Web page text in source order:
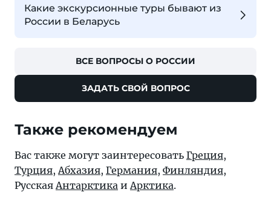
Какие экскурсионные туры бывают из
России в Беларусь
ВСЕ ВОПРОСЫ О РОССИИ
ЗАДАТЬ СВОЙ ВОПРОС
Также рекомендуем
Вас также могут заинтересовать Греция,
Турция, Абхазия, Германия, Финляндия,
Русская Антарктика и Арктика.